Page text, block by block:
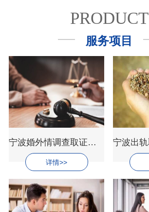
PRODUCT
服务项目
宁波婚外情调查取证：收养行为是无效的表现形式
详情>>